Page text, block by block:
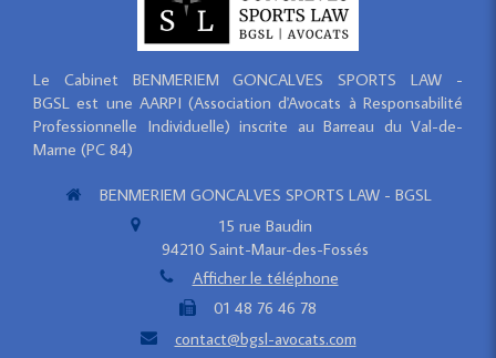
Le Cabinet BENMERIEM GONCALVES SPORTS LAW -
BGSL est une AARPI (Association d'Avocats à Responsabilité
Professionnelle Individuelle) inscrite au Barreau du Val-de-
Marne (PC 84)
BENMERIEM GONCALVES SPORTS LAW - BGSL
15 rue Baudin
94210 Saint-Maur-des-Fossés
Afficher le téléphone
01 48 76 46 78
contact@bgsl-avocats.com